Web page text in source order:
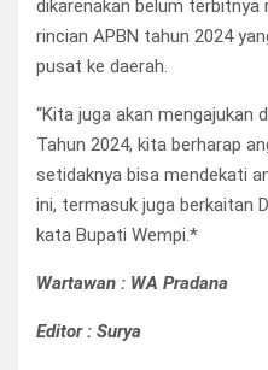
dikarenakan belum
rincian APBN tahun 2024
pusat ke daerah.
“Kita juga akan mengajukan
Tahun 2024, kita berharap
setidaknya bisa mendekati
ini, termasuk juga berkaitan
kata Bupati Wempi.*
Wartawan : WA Pradana
Editor : Surya